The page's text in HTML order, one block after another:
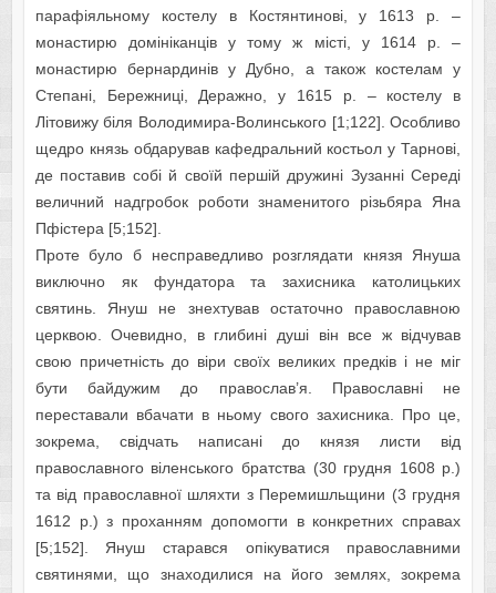
парафіяльному костелу в Костянтинові, у 1613 р. –
монастирю домініканців у тому ж місті, у 1614 р. –
монастирю бернардинів у Дубно, а також костелам у
Степані, Бережниці, Деражно, у 1615 р. – костелу в
Літовижу біля Володимира-Волинського [1;122]. Особливо
щедро князь обдарував кафедральний костьол у Тарнові,
де поставив собі й своїй першій дружині Зузанні Середі
величний надгробок роботи знаменитого різьбяра Яна
Пфістера [5;152].
Проте було б несправедливо розглядати князя Януша
виключно як фундатора та захисника католицьких
святинь. Януш не знехтував остаточно православною
церквою. Очевидно, в глибині душі він все ж відчував
свою причетність до віри своїх великих предків і не міг
бути байдужим до православ’я. Православні не
переставали вбачати в ньому свого захисника. Про це,
зокрема, свідчать написані до князя листи від
православного віленського братства (30 грудня 1608 р.)
та від православної шляхти з Перемишльщини (3 грудня
1612 р.) з проханням допомогти в конкретних справах
[5;152]. Януш старався опікуватися православними
святинями, що знаходилися на його землях, зокрема